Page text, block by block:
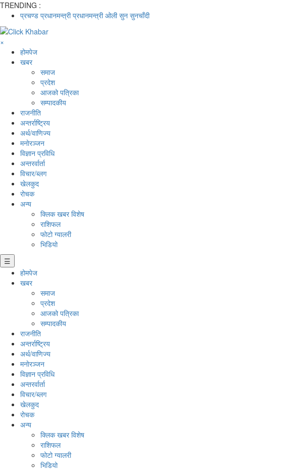
TRENDING :
प्रचण्ड प्रधानमन्त्री प्रधानमन्त्री ओली सुन सुनचाँदी
×
होमपेज
खबर
समाज
प्रदेश
आजको पत्रिका
सम्पादकीय
राजनीति
अन्तर्राष्ट्रिय
अर्थ/वाणिज्य
मनाेरञ्जन
विज्ञान प्रविधि
अन्तरर्वार्ता
विचार/ब्लग
खेलकुद
रोचक
अन्य
क्लिक खबर विशेष
राशिफल
फोटो ग्यालरी
भिडियो
☰
होमपेज
खबर
समाज
प्रदेश
आजको पत्रिका
सम्पादकीय
राजनीति
अन्तर्राष्ट्रिय
अर्थ/वाणिज्य
मनाेरञ्जन
विज्ञान प्रविधि
अन्तरर्वार्ता
विचार/ब्लग
खेलकुद
रोचक
अन्य
क्लिक खबर विशेष
राशिफल
फोटो ग्यालरी
भिडियो